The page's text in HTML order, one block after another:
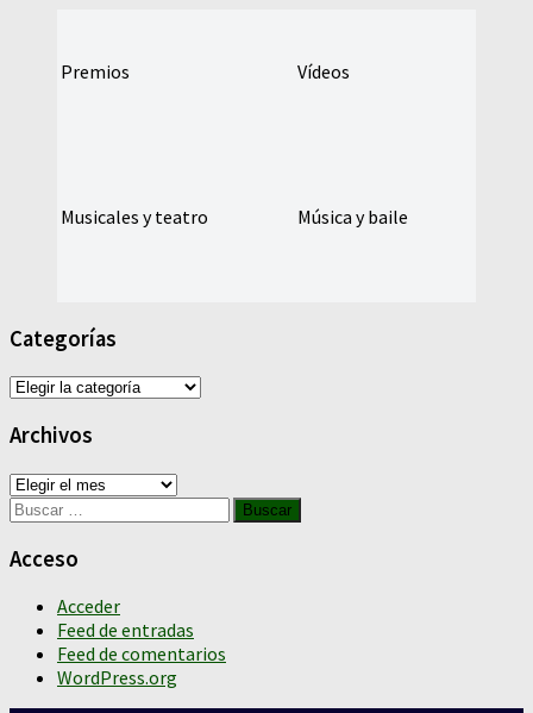
Premios Vídeos
Musicales y teatro Música y baile
Categorías
Categorías
Archivos
Archivos
Buscar:
Acceso
Acceder
Feed de entradas
Feed de comentarios
WordPress.org